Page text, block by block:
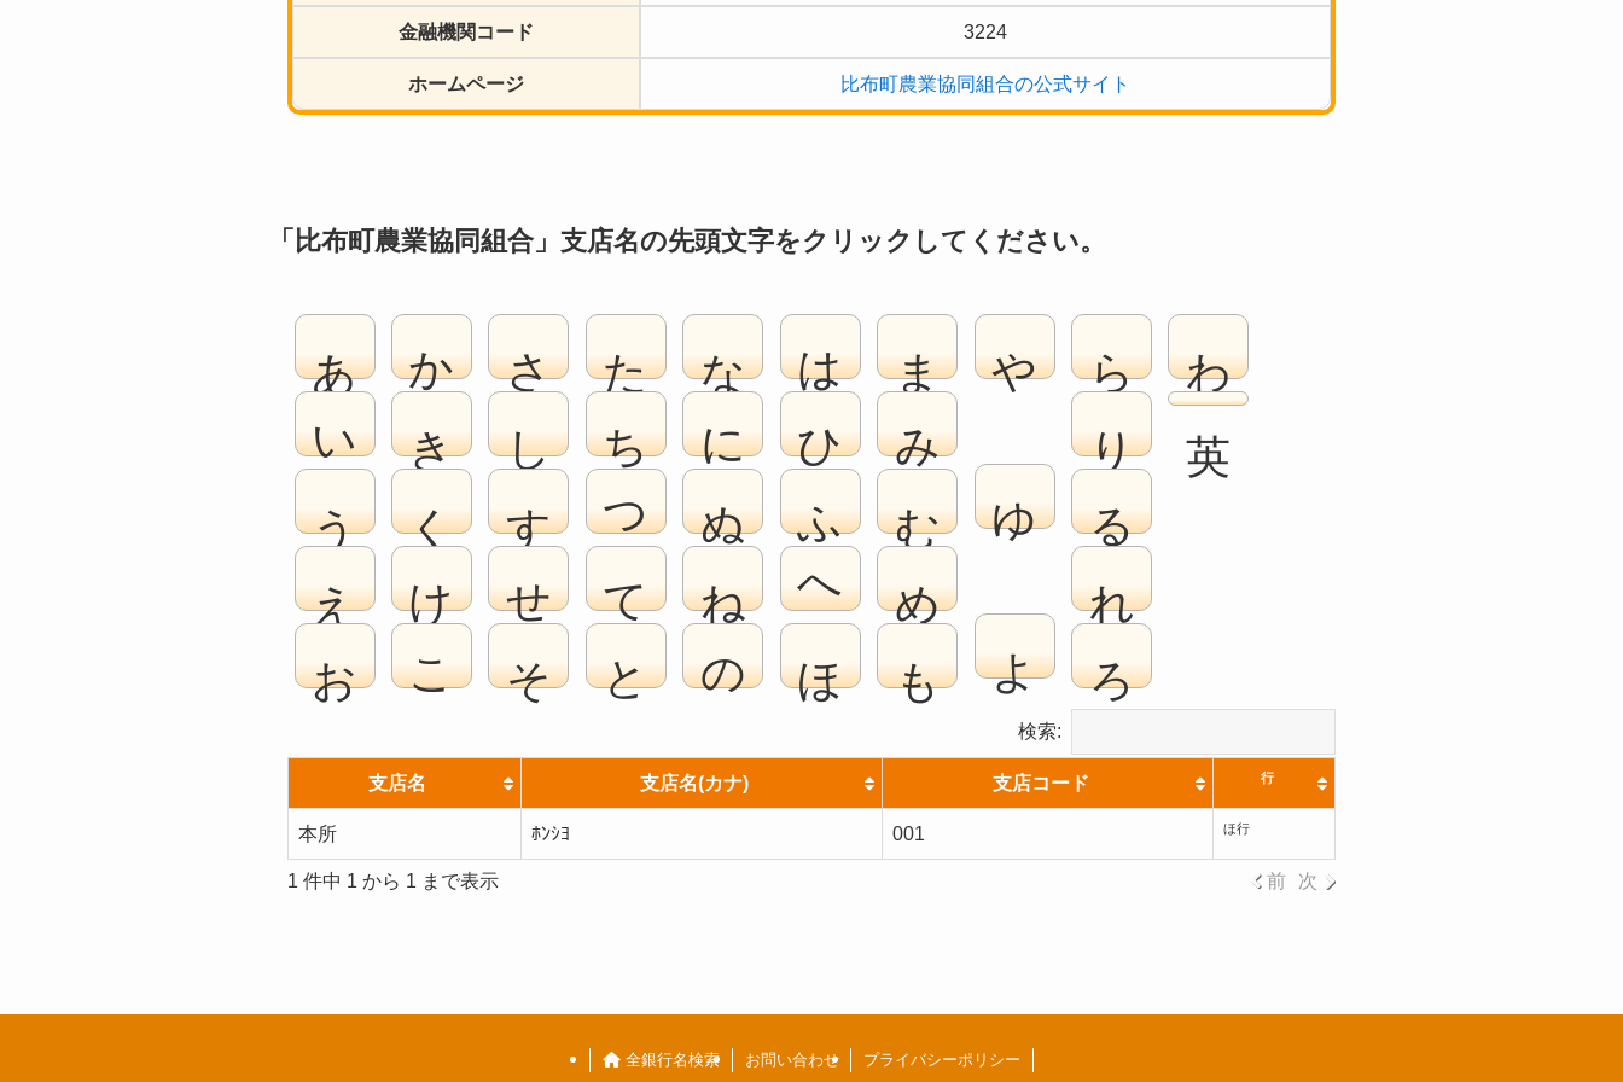
金融機関コード 3224
ホームページ 比布町農業協同組合の公式サイト
「比布町農業協同組合」支店名の先頭文字をクリックしてください。
あ
い
う
え
お
か
き
く
け
こ
さ
し
す
せ
そ
た
ち
つ
て
と
な
に
ぬ
ね
の
は
ひ
ふ
へ
ほ
ま
み
む
め
も
や
ゆ
よ
ら
り
る
れ
ろ
わ
検索:
支店名 支店名(カナ) 支店コード 行
本所 ﾎﾝｼﾖ 001 ほ行
1 件中 1 から 1 まで表示 前 次
全銀行名検索 お問い合わせ プライバシーポリシー